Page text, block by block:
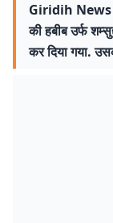
Giridih News
की हबीब उर्फ
कर दिया गया.